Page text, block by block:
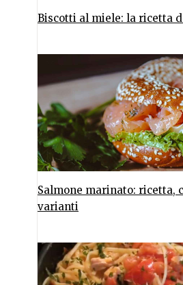
Biscotti al miele: la ricetta
Salmone marinato: ricetta,
varianti